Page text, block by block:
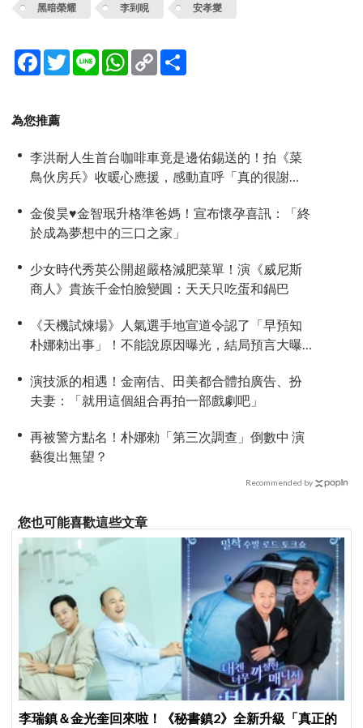
黑暗榮耀 李到晛 安孝燮
Facebook
TwitterLine WhatsApp
Copy
Link
為您推薦
李洪耐人生首台咖啡車竟是邊佑錫送的！拍《菜
鳥伙房兵》收暖心應援，感動直呼「真的很謝
金俊昊♥金智珉升格準爸媽！宣布懷孕喜訊：「終
於成為夢想中的三口之家」
少女時代秀英公開超嚴格減肥菜單！演《威尼斯
商人》貴族千金怕臉變圓：天天只吃蛋和鍋巴
《天機試煉場》人氣選手地宣道令認了「早預知
朴娜勑出事」！不能說原因曝光，結局預言大曝
演技派的相遇！金南佶、田美都合體拍廣告、扮
夫妻：「就用這個組合再拍一部戲劇吧」
再被警方點名！朴娜勑「第三次調查」倒數中 演
藝復出無望？
Recommended by
您也可能喜歡這些文章
李瑞鎮＆金光奎回來啦！《秘書鎮2》全新升級「真正的